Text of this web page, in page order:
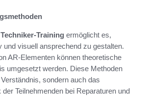
Training ermöglicht es,
und visuell ansprechend zu gestalten.
AR-Elementen können theoretische
umgesetzt werden. Diese Methoden
sondern auch das
Teilnehmenden bei Reparaturen und